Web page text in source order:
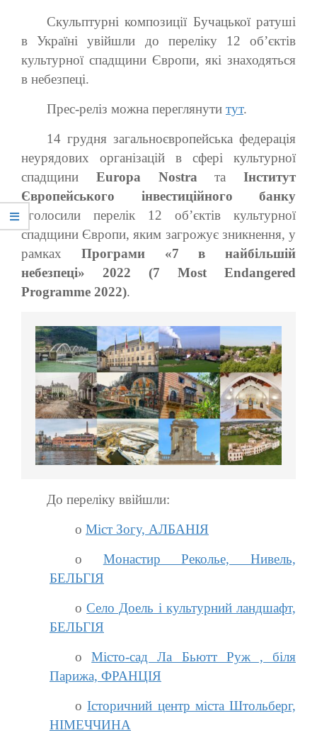
Скульптурні композиції Бучацької ратуші
в Україні увійшли до переліку 12 об’єктів
культурної спадщини Європи, які знаходяться
в небезпеці.
Прес-реліз можна переглянути тут.
14 грудня загальноєвропейська федерація
неурядових організацій в сфері культурної
спадщини Europa Nostra та Інститут
Європейського інвестиційного банку
оголосили перелік 12 об’єктів культурної
спадщини Європи, яким загрожує зникнення, у
рамках Програми «7 в найбільшій
небезпеці» 2022 (7 Most Endangered
Programme 2022).
До переліку ввійшли:
o Міст Зогу, АЛБАНІЯ
o Монастир Реколье, Нивель,
БЕЛЬГІЯ
oСело Доель і культурний ландшафт,
БЕЛЬГІЯ
oМісто-сад Ла Бьютт Руж , біля
Парижа, ФРАНЦІЯ
oІсторичний центр міста Штольберг,
НІМЕЧЧИНА